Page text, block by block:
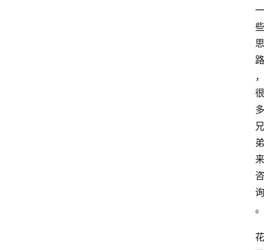
一
些
思
路
，
很
多
兄
弟
来
咨
询
。
花